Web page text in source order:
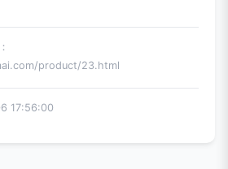
product/23.html
17:56:00